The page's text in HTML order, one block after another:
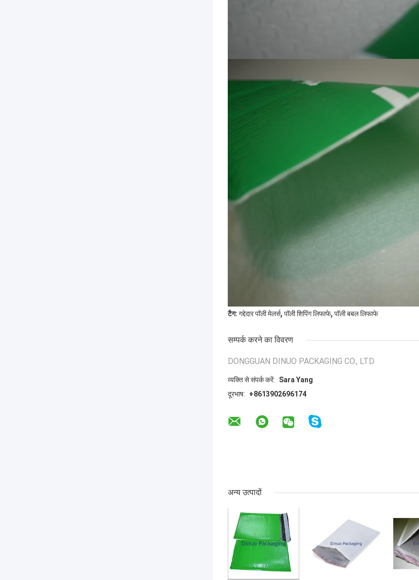
टैग: गद्देदार पॉली मेलर्स, पॉली शिपिंग लिफाफे, पॉली बबल लिफाफे
सम्पर्क करने का विवरण
DONGGUAN DINUO PACKAGING CO., LTD
व्यक्ति से संपर्क करें:
Sara Yang
दूरभाष:
+8613902696174
अन्य उत्पादों